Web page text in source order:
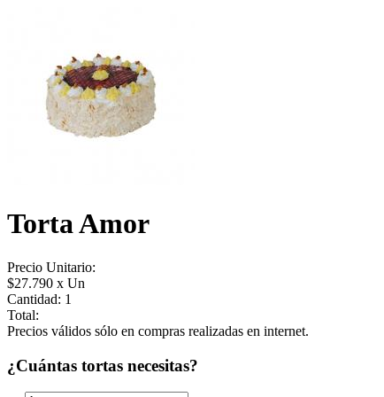
Torta Amor
Precio Unitario:
$27.790 x Un
Cantidad: 1
Total:
Precios válidos sólo en compras realizadas en internet.
¿Cuántas tortas necesitas?